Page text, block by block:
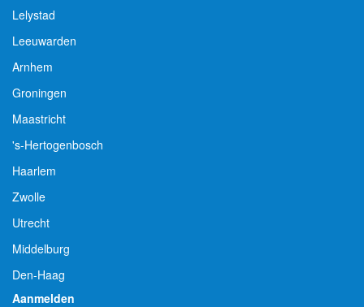
Lelystad
Leeuwarden
Arnhem
Groningen
Maastricht
's-Hertogenbosch
Haarlem
Zwolle
Utrecht
Middelburg
Den-Haag
Aanmelden